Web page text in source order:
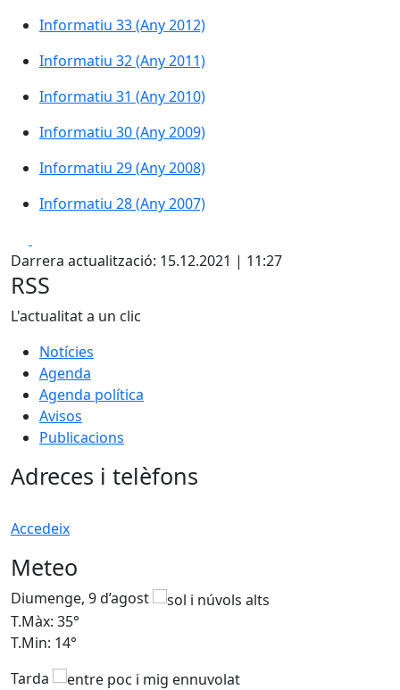
Informatiu 33 (Any 2012)
Informatiu 32 (Any 2011)
Informatiu 31 (Any 2010)
Informatiu 30 (Any 2009)
Informatiu 29 (Any 2008)
Informatiu 28 (Any 2007)
Darrera actualització: 15.12.2021 | 11:27
RSS
L'actualitat a un clic
Notícies
Agenda
Agenda política
Avisos
Publicacions
Adreces i telèfons
Accedeix
Meteo
Diumenge, 9 d’agost
T.Màx: 35°
T.Min: 14°
Tarda